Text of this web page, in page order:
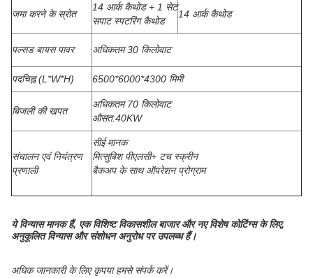
जमा करने के स्रोत
14 आर्क कैथोड + 1 सेट
सपाट स्पटरिंग कैथोड
14 आर्क कैथोड
पल्सड बायस पावर अधिकतम 30 किलोवाट
पदचिह्न (L*W*H) 6500*6000*4300 मिमी
बिजली की खपत
अधिकतम 70 किलोवाट
औसत:40KW
संचालन एवं नियंत्रण
प्रणाली
सीई मानक
मित्सुबिश पीएलसी+ टच स्क्रीन
बैकअप के साथ ऑपरेशन प्रोग्राम
ये विन्यास मानक हैं, एक विशिष्ट विकासशील बाजार और नए विशेष कोटिंग्स के लिए,
अनुकूलित विन्यास और संशोधन अनुरोध पर उपलब्ध हैं।
अधिक जानकारी के लिए कृपया हमसे संपर्क करें।